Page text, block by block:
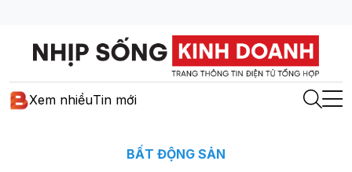
Xem nhiềuTin mới
BẤT ĐỘNG SẢN